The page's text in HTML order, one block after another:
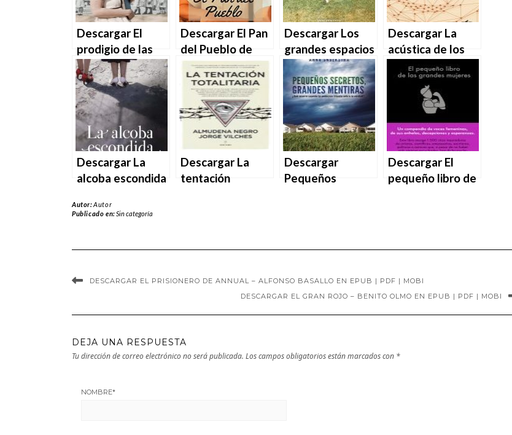
Descargar El
prodigio de las
migas de pan de
Marga Durá en
EPUB | PDF |
MOBI
Descargar El Pan
del Pueblo de
Lilith Duran en
EPUB | PDF |
MOBI
Descargar Los
grandes espacios
de Catherine
Meurisse en
EPUB | PDF |
MOBI
Descargar La
acústica de los
iglús de
Almudena
Sánchez en EPUB
| PDF | MOBI
Descargar La
alcoba escondida
Navarro en EPUB
Descargar La
tentación
Descargar
Pequeños
Descargar El
pequeño libro de
Autor:Autor
Publicado en:Sin categoría
DESCARGAR EL PRISIONERO DE ANNUAL – ALFONSO BASALLO EN EPUB | PDF | MOBI
DESCARGAR EL GRAN ROJO – BENITO OLMO EN EPUB | PDF | MOBI
DEJA UNA RESPUESTA
Tu dirección de correo electrónico no será publicada. Los campos obligatorios están marcados con *
NOMBRE*